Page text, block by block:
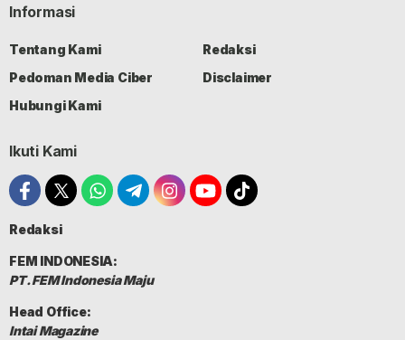
Informasi
Tentang Kami
Redaksi
Pedoman Media Ciber
Disclaimer
Hubungi Kami
Ikuti Kami
Redaksi
FEM INDONESIA:
PT. FEM Indonesia Maju
Head Office:
Intai Magazine